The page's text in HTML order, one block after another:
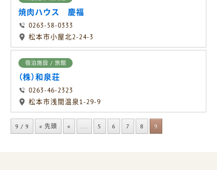
焼肉ハウス 慶福
0263-58-0333
松本市小屋北2-24-3
宿泊施設 / 旅館
（株）和泉荘
0263-46-2323
松本市浅間温泉1-29-9
9 / 9 « 先頭 « ... 5 6 7 8 9